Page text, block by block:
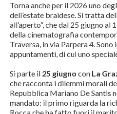
Torna anche per il 2026 uno
dell’estate braidese. Si tratta
all’aperto”, che dal 25 giugno
della cinematografia
Traversa, in via Parpera 4.
appuntamenti, di cui uno
Si parte il 25 giugno con La
che racconta i dilemmi morali
Repubblica Mariano De Santis
mandato: il primo riguarda la